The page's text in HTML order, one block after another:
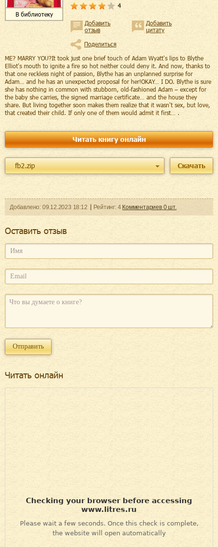
В библиотеку
4
Добавить
отзыв
Добавить
цитату
Поделиться
ME? MARRY YOU?It took just one brief touch of Adam Wyatt's lips to Blythe
Elliot's mouth to ignite a fire so hot neither could deny it. And now, thanks to
that one reckless night of passion, Blythe has an unplanned surprise for
Adam… and he has an unexpected proposal for her!OKAY… I DO. Blythe is sure
she has nothing in common with stubborn, old-fashioned Adam – except for
the baby she carries, the signed marriage certificate… and the house they
share. But living together soon makes them realize that it wasn't sex, but love,
that created their child. If only one of them would admit it first… .
Читать книгу онлайн
fb2.zip Скачать
Добавленo: 09.12.2023 18:12 Рейтинг: 4 Комментариев 0шт.
Оcтавить отзыв
Читать онлайн